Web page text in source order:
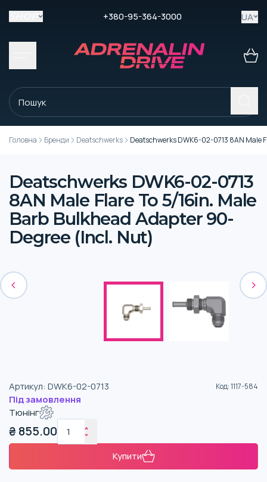
+380-95-364-3000 UA
Головна Бренди Deatschwerks Deatschwerks DWK6-02-0713 8AN Male
Deatschwerks DWK6-02-0713
8AN Male Flare To 5/16in. Male
Barb Bulkhead Adapter 90-
Degree (Incl. Nut)
Артикул: DWK6-02-0713 Код:1117-584
Під замовлення
Тюнінг
₴ 855.00
Купити